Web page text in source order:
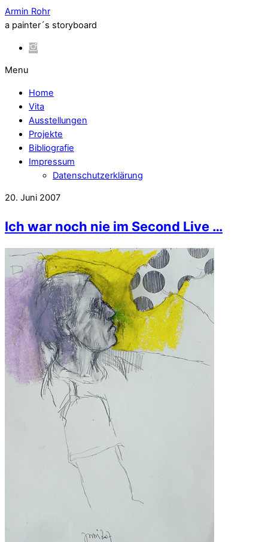
Armin Rohr
a painter´s storyboard
Menu
Home
Vita
Ausstellungen
Projekte
Bibliografie
Impressum
Datenschutzerklärung
20. Juni 2007
Ich war noch nie im Second Live …